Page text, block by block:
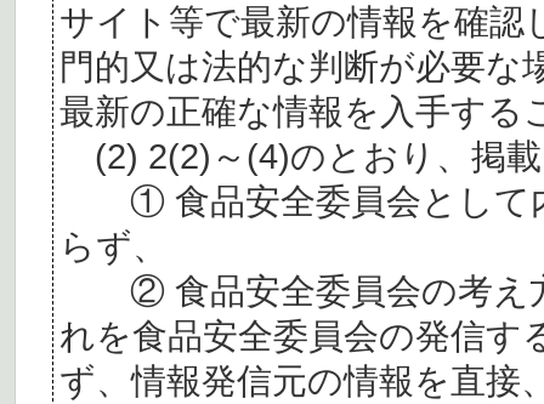
サイト等で最新の情報を確認
門的又は法的な判断が必要
最新の正確な情報を入手する
(2) 2(2)～(4)のとおり、掲
① 食品安全委員会として
らず、
② 食品安全委員会の考え
れを食品安全委員会の発信す
ず、情報発信元の情報を直接